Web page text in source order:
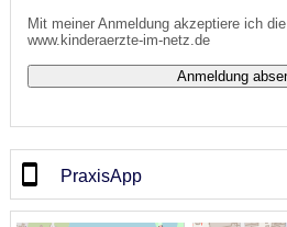
Mit meiner Anmeldung akzeptiere ich die
www.kinderaerzte-im-netz.de
PraxisApp